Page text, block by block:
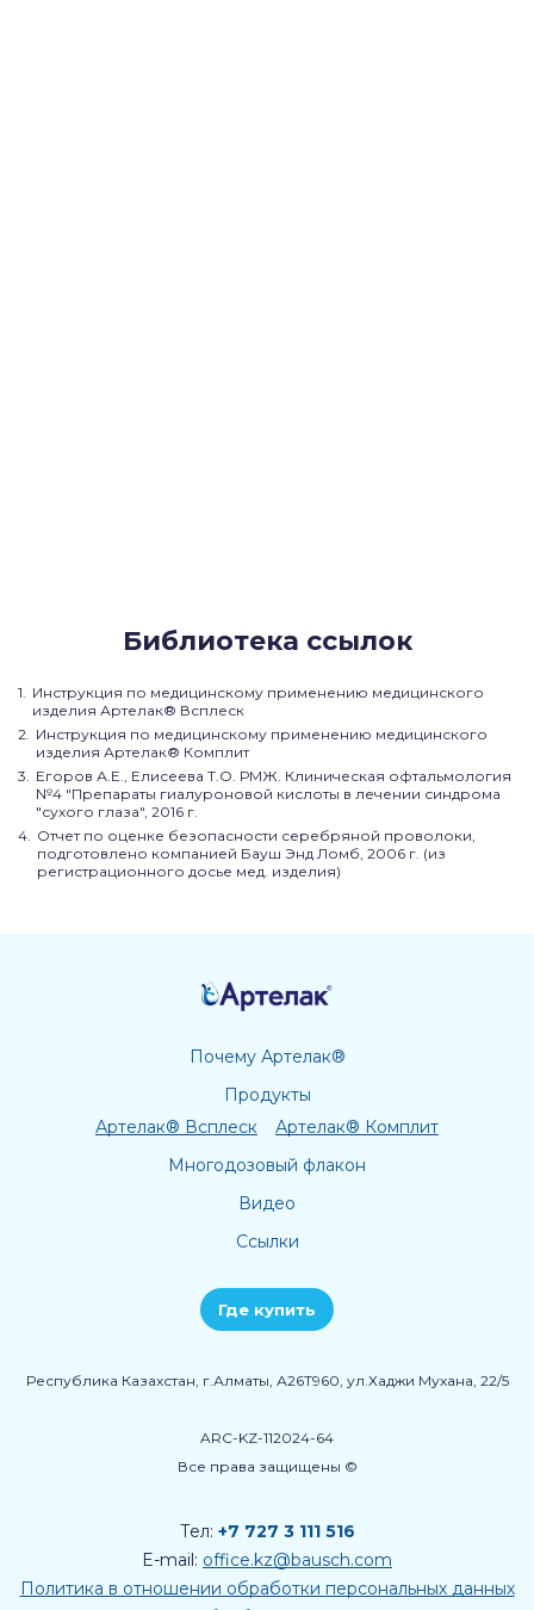
Библиотека ссылок
Инструкция по медицинскому применению медицинского
изделия Артелак® Всплеск
Инструкция по медицинскому применению медицинского
изделия Артелак® Комплит
Егоров А.Е., Елисеева Т.О. РМЖ. Клиническая офтальмология
№4 "Препараты гиалуроновой кислоты в лечении синдрома
"сухого глаза", 2016 г.
Отчет по оценке безопасности серебряной проволоки,
подготовлено компанией Бауш Энд Ломб, 2006 г. (из
регистрационного досье мед. изделия)
Почему Артелак®
Продукты
Артелак® Всплеск
Артелак® Комплит
Многодозовый флакон
Видео
Ссылки
Где купить
Республика Казахстан, г.Алматы, А26Т960, ул.Хаджи Мухана, 22/5
ARC-KZ-112024-64
Все права защищены ©
Тел: +7 727 3 111 516
E-mail: office.kz@bausch.com
Политика в отношении обработки персональных данных